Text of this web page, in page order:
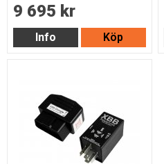
9 695 kr
Info Köp